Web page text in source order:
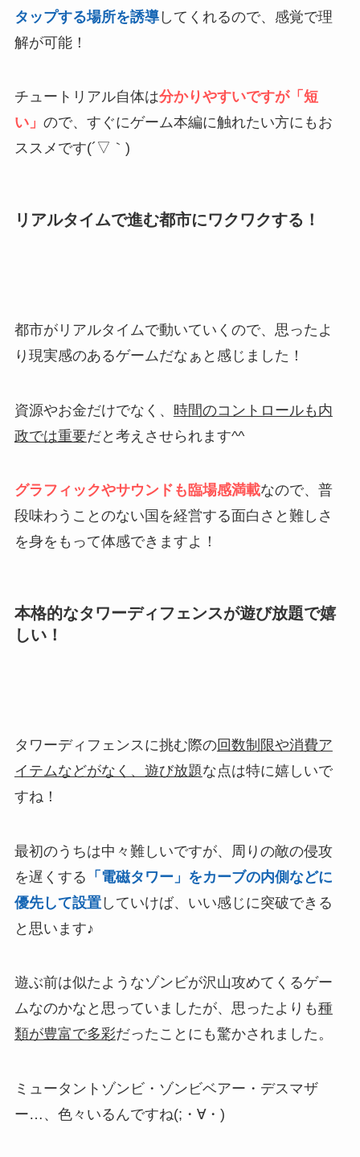
タップする場所を誘導してくれるので、感覚で理
解が可能！
チュートリアル自体は分かりやすいですが「短
い」 ので、すぐにゲーム本編に触れたい方にもお
ススメです(´▽｀)
リアルタイムで進む都市にワクワクする！
都市がリアルタイムで動いていくので、思ったよ
り現実感のあるゲームだなぁと感じました！
資源やお金だけでなく、 時間のコントロールも内
政では重要だと考えさせられます^^
グラフィックやサウンドも臨場感満載なので、普
段味わうことのない国を経営する面白さと難しさ
を身をもって体感できますよ！
本格的なタワーディフェンスが遊び放題で嬉
しい！
タワーディフェンスに挑む際の回数制限や消費ア
イテムなどがなく、遊び放題な点は特に嬉しいで
すね！
最初のうちは中々難しいですが、周りの敵の侵攻
を遅くする 「電磁タワー」 をカーブの内側などに
優先して設置していけば、いい感じに突破できる
と思います♪
遊ぶ前は似たようなゾンビが沢山攻めてくるゲー
ムなのかなと思っていましたが、思ったよりも種
類が豊富で多彩だったことにも驚かされました。
ミュータントゾンビ・ゾンビベアー・デスマザ
ー…、色々いるんですね(;・∀・)